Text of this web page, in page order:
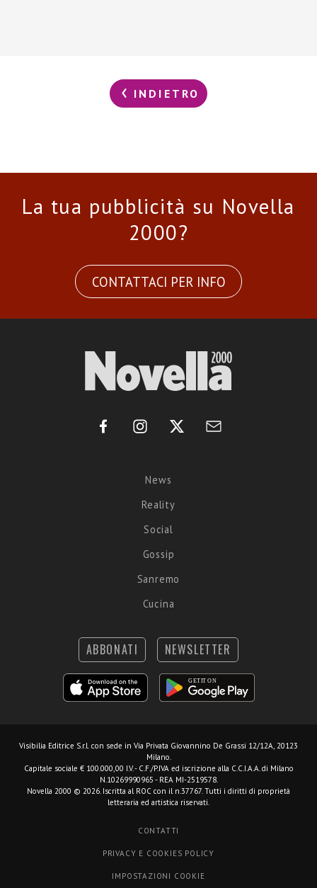
INDIETRO
La tua pubblicità su Novella
2000?
CONTATTACI PER INFO
News
Reality
Social
Gossip
Sanremo
Cucina
ABBONATI NEWSLETTER
Visibilia Editrice S.r.l. con sede in Via Privata Giovannino De Grassi 12/12A, 20123
Milano.
Capitale sociale € 100.000,00 I.V. - C.F./P.IVA ed iscrizione alla C.C.I.A.A. di Milano
N.10269990965 - REA MI-2519578.
Novella 2000 © 2026. Iscritta al ROC con il n.37767. Tutti i diritti di proprietà
letteraria ed artistica riservati.
CONTATTI
PRIVACY E COOKIES POLICY
IMPOSTAZIONI COOKIE